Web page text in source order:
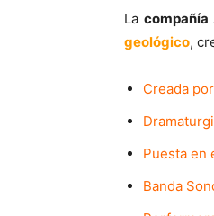
La compañía
geológico,
Creada
Puesta en
Banda